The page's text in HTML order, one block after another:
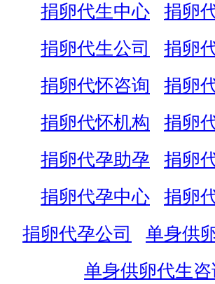
捐卵代生中心
捐卵
捐卵代生公司
捐卵
捐卵代怀咨询
捐卵
捐卵代怀机构
捐卵
捐卵代孕助孕
捐卵
捐卵代孕中心
捐卵
捐卵代孕公司
单身供
单身供卵代生咨